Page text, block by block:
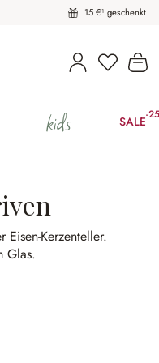
15 €¹ geschenkt
Du hast
kids SALE-
Eisen-Kerzenteller.
Glas.